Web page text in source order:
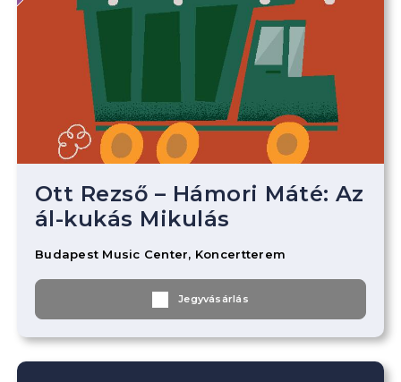
Ott Rezső – Hámori Máté: Az
ál-kukás Mikulás
Budapest Music Center, Koncertterem
Jegyvásárlás